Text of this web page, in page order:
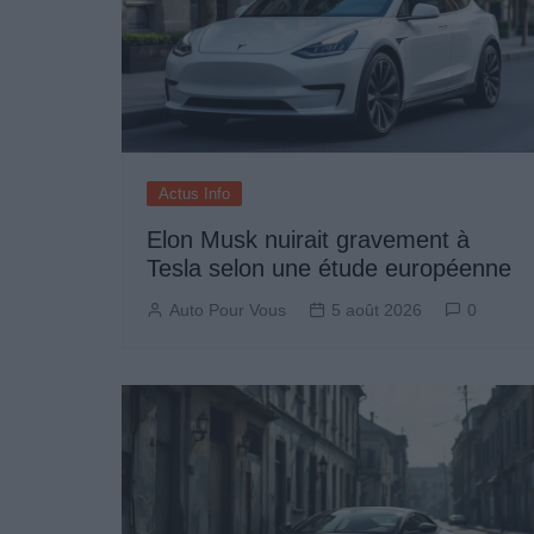
Actus Info
Elon Musk nuirait gravement à
Tesla selon une étude européenne
Auto Pour Vous 5 août 2026 0